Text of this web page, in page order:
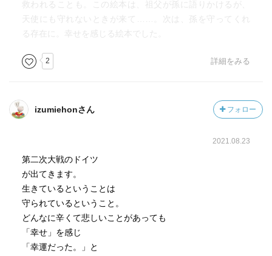
救われることも。この絵本は、祖父が孫に語りかけるが、
天使にも守れないときが来て……。次は、孫を守ってくれ
る存在に。幸せを感じる絵本でした。
2 詳細をみる
izumiehonさん フォロー
2021.08.23
第二次大戦のドイツ
が出てきます。
生きているということは
守られているということ。
どんなに辛くて悲しいことがあっても
「幸せ」を感じ
「幸運だった。」と